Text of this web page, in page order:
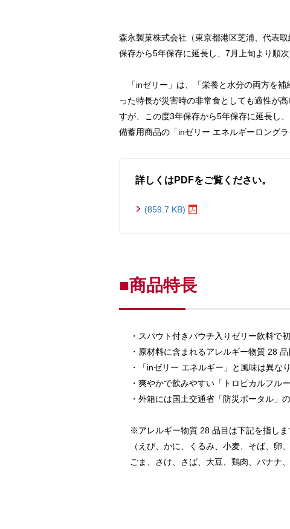
森永製菓株式会社（東京都港区芝浦、代表
保存から5年保存に延長し、7月上旬より順次
「inゼリー」は、「栄養と水分の両方を補
った特長が災害時の非常食としても適性が
すが、この度3年保存から5年保存に延長し
備蓄用商品の「inゼリー エネルギーロング
詳しくはPDFをご覧ください。
(859.7 KB)
■商品特長
・スパウト付きパウチ入りゼリー飲料で
・原材料に含まれるアレルギー物質 28
・「inゼリー エネルギー」と風味は異
・爽やかで飲みやすい「トロピカルフル
・外箱には国土交通省「防災ポータル」
※アレルギー物質 28 品目は下記を指しま
（えび、かに、くるみ、小麦、そば、卵
ごま、さけ、さば、大豆、鶏肉、バナナ